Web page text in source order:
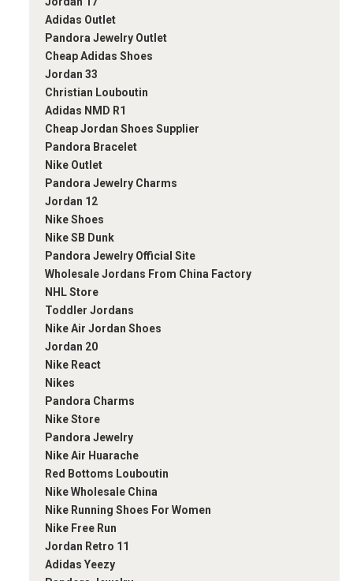
Adidas Outlet
Pandora Jewelry Outlet
Cheap Adidas Shoes
Jordan 33
Christian Louboutin
Adidas NMD R1
Cheap Jordan Shoes Supplier
Pandora Bracelet
Nike Outlet
Pandora Jewelry Charms
Jordan 12
Nike Shoes
Nike SB Dunk
Pandora Jewelry Official Site
Wholesale Jordans From China Factory
NHL Store
Toddler Jordans
Nike Air Jordan Shoes
Jordan 20
Nike React
Nikes
Pandora Charms
Nike Store
Pandora Jewelry
Nike Air Huarache
Red Bottoms Louboutin
Nike Wholesale China
Nike Running Shoes For Women
Nike Free Run
Jordan Retro 11
Adidas Yeezy